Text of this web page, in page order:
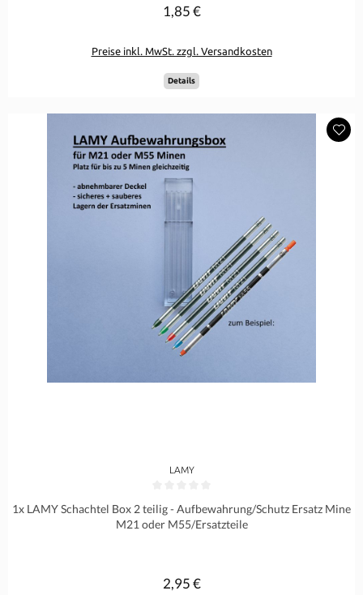
1,85 €
Preise inkl. MwSt. zzgl. Versandkosten
Details
LAMY
1x LAMY Schachtel Box 2 teilig - Aufbewahrung/Schutz Ersatz Mine
M21 oder M55/Ersatzteile
Regulärer Preis:
2,95 €